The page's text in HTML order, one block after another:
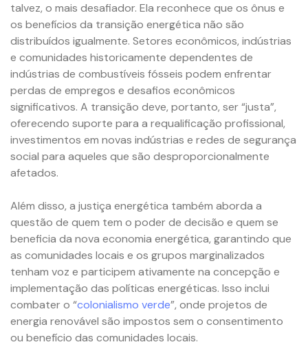
talvez, o mais desafiador. Ela reconhece que os ônus e
os benefícios da transição energética não são
distribuídos igualmente. Setores econômicos, indústrias
e comunidades historicamente dependentes de
indústrias de combustíveis fósseis podem enfrentar
perdas de empregos e desafios econômicos
significativos. A transição deve, portanto, ser “justa”,
oferecendo suporte para a requalificação profissional,
investimentos em novas indústrias e redes de segurança
social para aqueles que são desproporcionalmente
afetados.
Além disso, a justiça energética também aborda a
questão de quem tem o poder de decisão e quem se
beneficia da nova economia energética, garantindo que
as comunidades locais e os grupos marginalizados
tenham voz e participem ativamente na concepção e
implementação das políticas energéticas. Isso inclui
combater o “colonialismo verde”, onde projetos de
energia renovável são impostos sem o consentimento
ou benefício das comunidades locais.